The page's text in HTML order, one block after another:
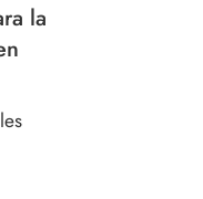
la